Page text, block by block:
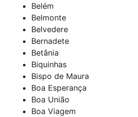
Belém
Belmonte
Belvedere
Bernadete
Betânia
Biquinhas
Bispo de Maura
Boa Esperança
Boa União
Boa Viagem